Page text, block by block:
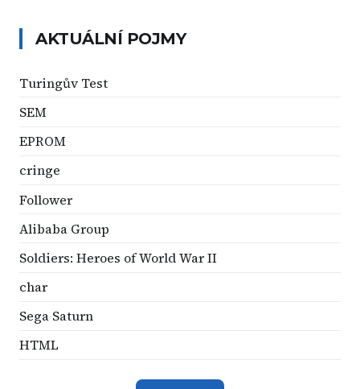
AKTUÁLNÍ POJMY
Turingův Test
SEM
EPROM
cringe
Follower
Alibaba Group
Soldiers: Heroes of World War II
char
Sega Saturn
HTML